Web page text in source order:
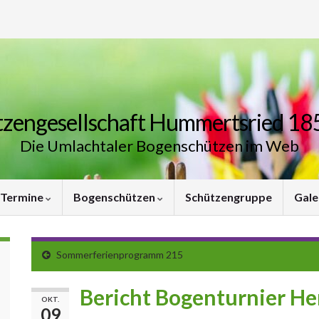
Hummertsried
Die Umlachtaler Bogenschützen im Web
Termine Bogenschützen Schützengruppe
Sommerferienprogramm 215
OKT.
09
Bericht Bogenturnier